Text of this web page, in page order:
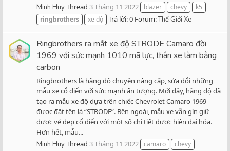
Minh HuyThread 3 Tháng 11 2022 blazer chevy
k5
ringbrothers
xe độ Trả lời: 0 Forum:Thế Giới Xe
Ringbrothers ra mắt xe độ STRODE Camaro đời
1969 với sức mạnh 1010 mã lực, thân xe làm bằng
carbon
Ringbrothers là hãng độ chuyên nâng cấp, sửa đổi những
mẫu xe cổ điển với sức mạnh ấn tượng. Mới đây, hãng độ đã
tạo ra mẫu xe độ dựa trên chiếc Chevrolet Camaro 1969
được đặt tên là “STRODE”. Bên ngoài, mẫu xe vẫn gìn giữ
được vẻ đẹp cổ điển với một số chi tiết được hiện đại hóa.
Hơn hết, mẫu...
Minh HuyThread 3 Tháng 11 2022 camaro
chevy